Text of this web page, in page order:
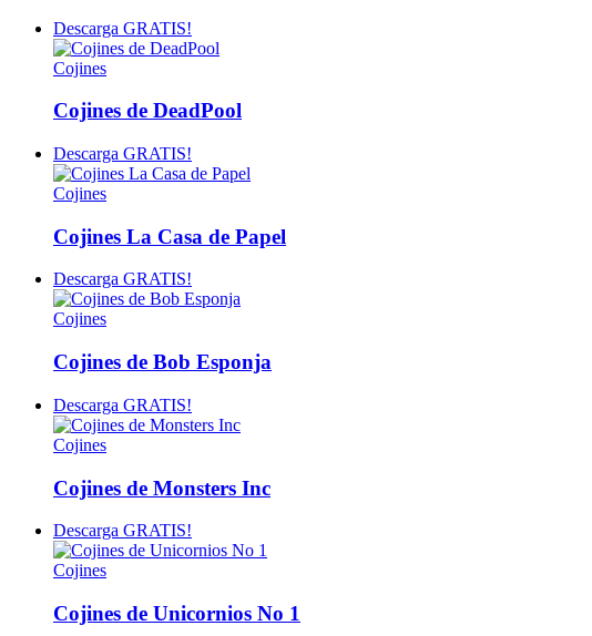
Descarga GRATIS!
Cojines
Cojines de DeadPool
Descarga GRATIS!
Cojines
Cojines La Casa de Papel
Descarga GRATIS!
Cojines
Cojines de Bob Esponja
Descarga GRATIS!
Cojines
Cojines de Monsters Inc
Descarga GRATIS!
Cojines
Cojines de Unicornios No 1